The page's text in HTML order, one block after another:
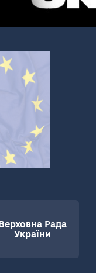
Рада
України